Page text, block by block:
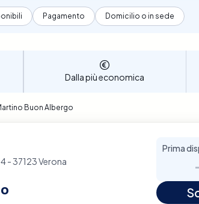
Pagamento Domicilio o in sede
Dalla più economica
Buon Albergo
- 37123 Verona
Prima